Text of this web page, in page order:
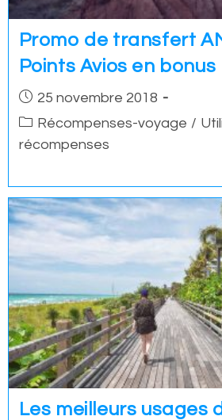
Promo de transfert
Points Avios en bonus
Post25 novembre 2018
PostRécompenses-voyage /
récompenses
Les meilleurs usages